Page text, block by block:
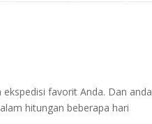
favorit Anda. Dan anda
hitungan beberapa hari